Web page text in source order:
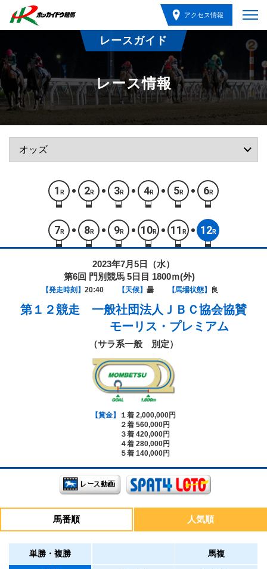
アクセス情報
レースガイド
レース情報
1 R 2R 3R 4R 5R 6R
7 R 8R 9R 10R 11 R 12R
2023年7月5日（水）
第6回 門別競馬 5日目 1800ｍ(外)
【発走時刻】 20:40 【天候】 曇 【馬場状態】 良
第１２競走 一般社団法人ＪＢＣ協会協賛
モーリス・プレミアム
（サラ系一般 別定）
【賞金】
１着 2,000,000円
２着 560,000円
３着 420,000円
４着 280,000円
５着 140,000円
馬番順 人気順
単勝・複勝 馬複